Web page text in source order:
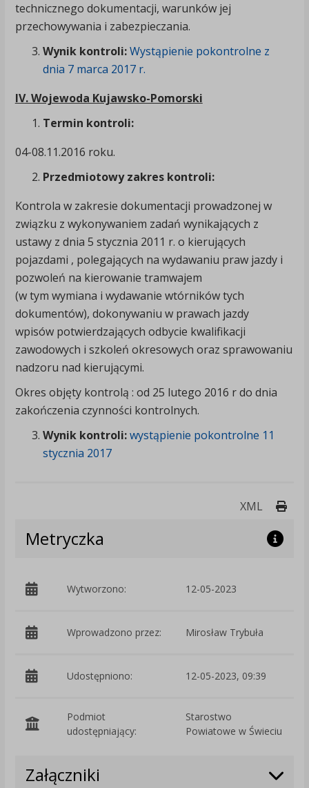
technicznego dokumentacji, warunków jej
przechowywania i zabezpieczania.
Wynik kontroli:Wystąpienie pokontrolne z
dnia 7 marca 2017 r.
IV. Wojewoda Kujawsko-Pomorski
Termin kontroli:
04-08.11.2016 roku.
Przedmiotowy zakres kontroli:
Kontrola w zakresie dokumentacji prowadzonej w
związku z wykonywaniem zadań wynikających z
ustawy z dnia 5 stycznia 2011 r. o kierujących
pojazdami , polegających na wydawaniu praw jazdy i
pozwoleń na kierowanie tramwajem
(w tym wymiana i wydawanie wtórników tych
dokumentów), dokonywaniu w prawach jazdy
wpisów potwierdzających odbycie kwalifikacji
zawodowych i szkoleń okresowych oraz sprawowaniu
nadzoru nad kierującymi.
Okres objęty kontrolą : od 25 lutego 2016 r do dnia
zakończenia czynności kontrolnych.
Wynik kontroli:wystąpienie pokontrolne 11
stycznia 2017
XML
Metryczka
Wytworzono: 12-05-2023
Wprowadzono przez: Mirosław Trybuła
Udostępniono: 12-05-2023, 09:39
Podmiot
udostępniający:
Starostwo
Powiatowe w Świeciu
Załączniki